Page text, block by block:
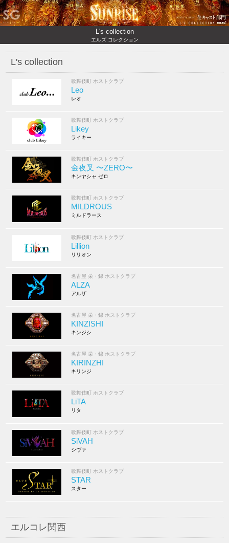
L's-collection
エルズ コレクション
L's collection
歌舞伎町 ホストクラブ
Leo
レオ
歌舞伎町 ホストクラブ
Likey
ライキー
歌舞伎町 ホストクラブ
金夜叉 〜ZERO〜
キンヤシャ ゼロ
歌舞伎町 ホストクラブ
MILDROUS
ミルドラース
歌舞伎町 ホストクラブ
Lillion
リリオン
名古屋 栄・錦 ホストクラブ
ALZA
アルザ
名古屋 栄・錦 ホストクラブ
KINZISHI
キンジシ
名古屋 栄・錦 ホストクラブ
KIRINZHI
キリンジ
歌舞伎町 ホストクラブ
LiTA
リタ
歌舞伎町 ホストクラブ
SiVAH
シヴァ
歌舞伎町 ホストクラブ
STAR
スター
エルコレ関西